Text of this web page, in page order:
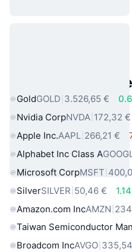
Beliebte reale
GoldGOLD 3.526,65 €
Nvidia CorpNVDA 172,32 €
Apple Inc.AAPL 266,21 €
Alphabet Inc Class A
Microsoft CorpMSFT
SilverSILVER 50,46 €
Amazon.com IncAMZN
Taiwan Semiconductor
Broadcom IncAVGO